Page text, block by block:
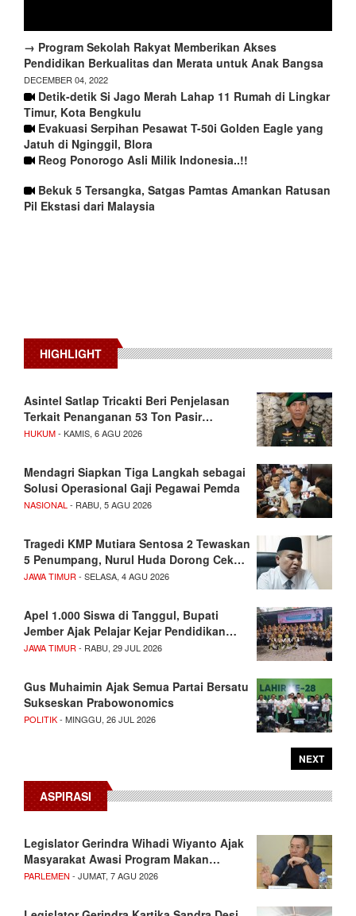
→ Program Sekolah Rakyat Memberikan Akses
Pendidikan Berkualitas dan Merata untuk Anak Bangsa
DECEMBER 04, 2022
Detik-detik Si Jago Merah Lahap 11 Rumah di Lingkar
Timur, Kota Bengkulu
Evakuasi Serpihan Pesawat T-50i Golden Eagle yang
Jatuh di Nginggil, Blora
Reog Ponorogo Asli Milik Indonesia..!!
Bekuk 5 Tersangka, Satgas Pamtas Amankan Ratusan
Pil Ekstasi dari Malaysia
HIGHLIGHT
Asintel Satlap Tricakti Beri Penjelasan
Terkait Penanganan 53 Ton Pasir…
HUKUM- KAMIS, 6 AGU 2026
Mendagri Siapkan Tiga Langkah sebagai
Solusi Operasional Gaji Pegawai Pemda
NASIONAL - RABU, 5 AGU 2026
Tragedi KMP Mutiara Sentosa 2 Tewaskan
5 Penumpang, Nurul Huda Dorong Cek…
JAWA TIMUR - SELASA, 4 AGU 2026
Apel 1.000 Siswa di Tanggul, Bupati
Jember Ajak Pelajar Kejar Pendidikan…
JAWA TIMUR - RABU, 29 JUL 2026
Gus Muhaimin Ajak Semua Partai Bersatu
Sukseskan Prabowonomics
POLITIK- MINGGU, 26 JUL 2026
NEXT
ASPIRASI
Legislator Gerindra Wihadi Wiyanto Ajak
Masyarakat Awasi Program Makan…
PARLEMEN - JUMAT, 7 AGU 2026